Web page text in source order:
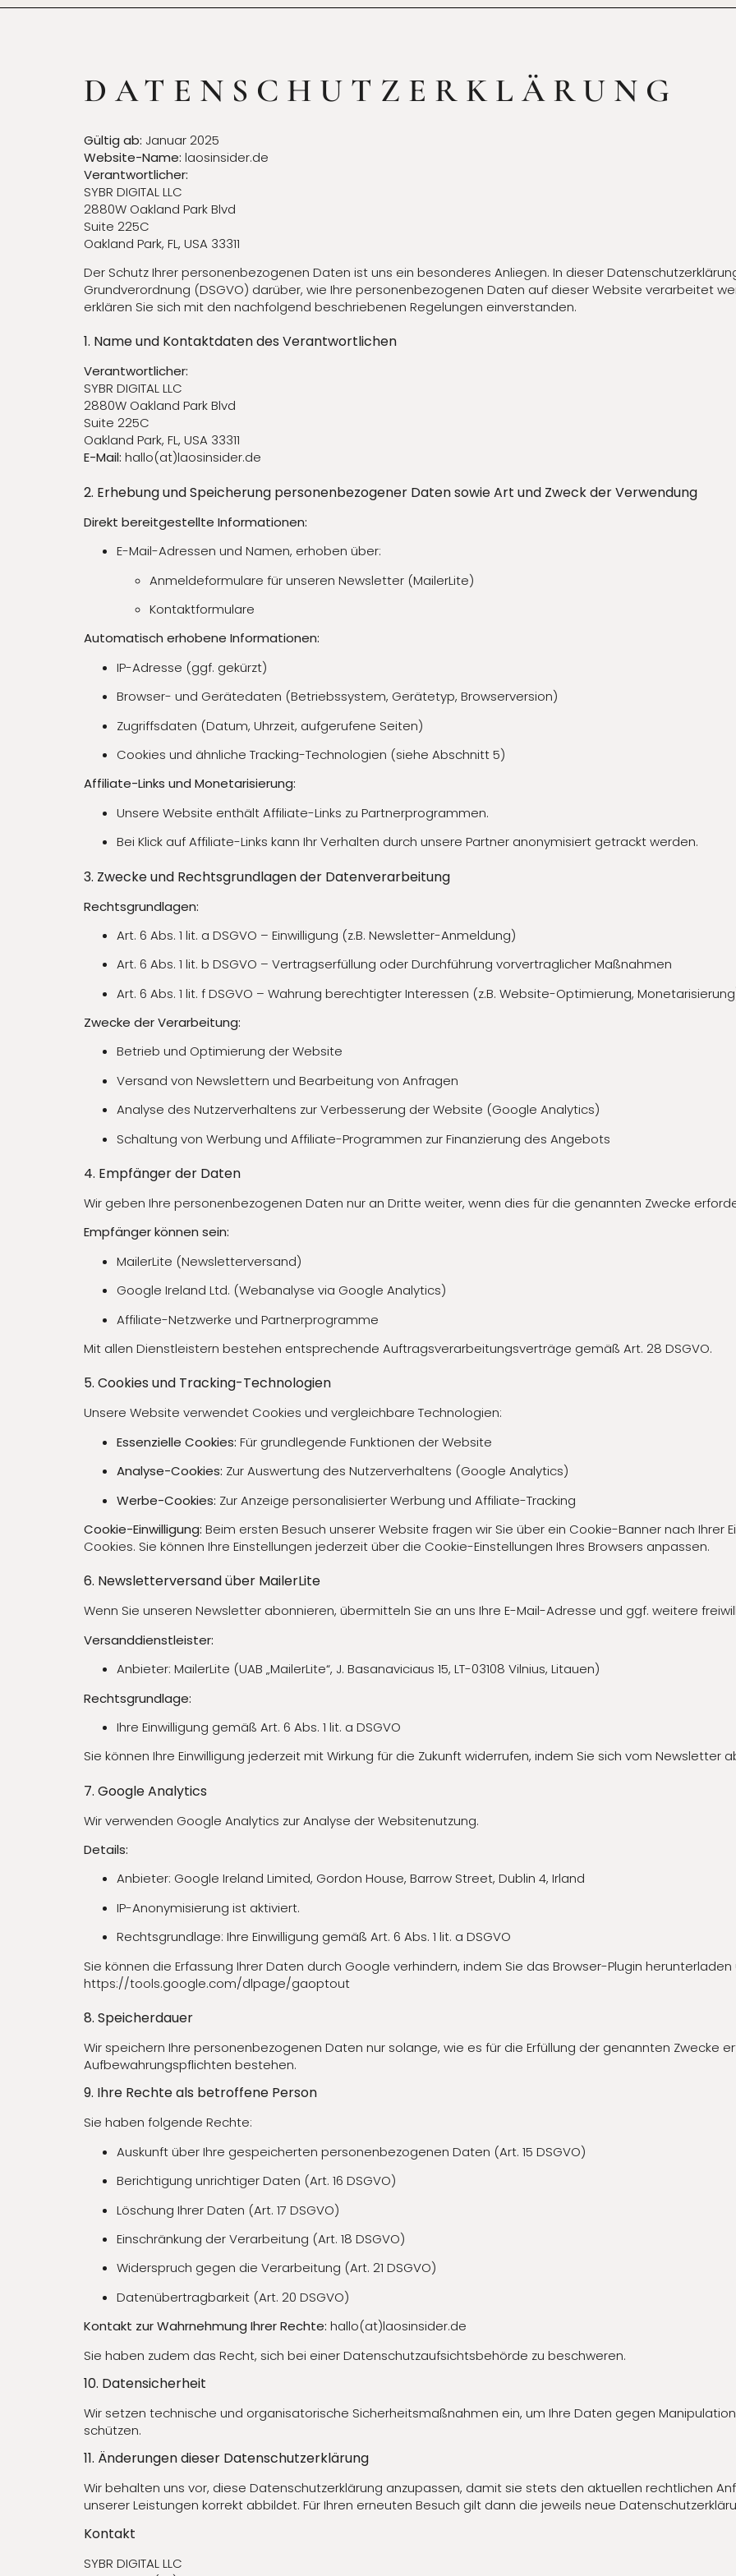
DATENSCHUTZERKLÄRUNG
Gültig ab: Januar 2025
Website-Name: laosinsider.de
Verantwortlicher:
SYBR DIGITAL LLC
2880W Oakland Park Blvd
Suite 225C
Oakland Park, FL, USA 33311
Der Schutz Ihrer personenbezogenen Daten ist uns ein besonderes Anliegen. In dieser
Grundverordnung (DSGVO) darüber, wie Ihre personenbezogenen Daten auf dieser Website verarbeitet
erklären Sie sich mit den nachfolgend beschriebenen Regelungen einverstanden.
1. Name und Kontaktdaten des Verantwortlichen
Verantwortlicher:
SYBR DIGITAL LLC
2880W Oakland Park Blvd
Suite 225C
Oakland Park, FL, USA 33311
E-Mail: hallo(at)laosinsider.de
2. Erhebung und Speicherung personenbezogener Daten sowie Art und Zweck der Verwendung
Direkt bereitgestellte Informationen:
E-Mail-Adressen und Namen, erhoben über:
Anmeldeformulare für unseren Newsletter (MailerLite)
Kontaktformulare
Automatisch erhobene Informationen:
IP-Adresse (ggf. gekürzt)
Browser- und Gerätedaten (Betriebssystem, Gerätetyp, Browserversion)
Zugriffsdaten (Datum, Uhrzeit, aufgerufene Seiten)
Cookies und ähnliche Tracking-Technologien (siehe Abschnitt 5)
Affiliate-Links und Monetarisierung:
Unsere Website enthält Affiliate-Links zu Partnerprogrammen.
Bei Klick auf Affiliate-Links kann Ihr Verhalten durch unsere Partner anonymisiert getrackt werden.
3. Zwecke und Rechtsgrundlagen der Datenverarbeitung
Rechtsgrundlagen:
Art. 6 Abs. 1 lit. a DSGVO – Einwilligung (z.B. Newsletter-Anmeldung)
Art. 6 Abs. 1 lit. b DSGVO – Vertragserfüllung oder Durchführung vorvertraglicher Maßnahmen
Art. 6 Abs. 1 lit. f DSGVO – Wahrung berechtigter Interessen (z.B. Website-Optimierung,
Zwecke der Verarbeitung:
Betrieb und Optimierung der Website
Versand von Newslettern und Bearbeitung von Anfragen
Analyse des Nutzerverhaltens zur Verbesserung der Website (Google Analytics)
Schaltung von Werbung und Affiliate-Programmen zur Finanzierung des Angebots
4. Empfänger der Daten
Wir geben Ihre personenbezogenen Daten nur an Dritte weiter, wenn dies für die genannten Zwecke
Empfänger können sein:
MailerLite (Newsletterversand)
Google Ireland Ltd. (Webanalyse via Google Analytics)
Affiliate-Netzwerke und Partnerprogramme
Mit allen Dienstleistern bestehen entsprechende Auftragsverarbeitungsverträge gemäß Art. 28 DSGVO.
5. Cookies und Tracking-Technologien
Unsere Website verwendet Cookies und vergleichbare Technologien:
Essenzielle Cookies: Für grundlegende Funktionen der Website
Analyse-Cookies: Zur Auswertung des Nutzerverhaltens (Google Analytics)
Werbe-Cookies: Zur Anzeige personalisierter Werbung und Affiliate-Tracking
Cookie-Einwilligung: Beim ersten Besuch unserer Website fragen wir Sie über ein Cookie-Banner nach Ihrer
Cookies. Sie können Ihre Einstellungen jederzeit über die Cookie-Einstellungen Ihres Browsers anpassen.
6. Newsletterversand über MailerLite
Wenn Sie unseren Newsletter abonnieren, übermitteln Sie an uns Ihre E-Mail-Adresse und ggf. weitere
Versanddienstleister:
Anbieter: MailerLite (UAB „MailerLite“, J. Basanaviciaus 15, LT-03108 Vilnius, Litauen)
Rechtsgrundlage:
Ihre Einwilligung gemäß Art. 6 Abs. 1 lit. a DSGVO
Sie können Ihre Einwilligung jederzeit mit Wirkung für die Zukunft widerrufen, indem Sie sich vom Newsletter
7. Google Analytics
Wir verwenden Google Analytics zur Analyse der Websitenutzung.
Details:
Anbieter: Google Ireland Limited, Gordon House, Barrow Street, Dublin 4, Irland
IP-Anonymisierung ist aktiviert.
Rechtsgrundlage: Ihre Einwilligung gemäß Art. 6 Abs. 1 lit. a DSGVO
Sie können die Erfassung Ihrer Daten durch Google verhindern, indem Sie das Browser-Plugin
https://tools.google.com/dlpage/gaoptout
8. Speicherdauer
Wir speichern Ihre personenbezogenen Daten nur solange, wie es für die Erfüllung der genannten Zwecke
Aufbewahrungspflichten bestehen.
9. Ihre Rechte als betroffene Person
Sie haben folgende Rechte:
Auskunft über Ihre gespeicherten personenbezogenen Daten (Art. 15 DSGVO)
Berichtigung unrichtiger Daten (Art. 16 DSGVO)
Löschung Ihrer Daten (Art. 17 DSGVO)
Einschränkung der Verarbeitung (Art. 18 DSGVO)
Widerspruch gegen die Verarbeitung (Art. 21 DSGVO)
Datenübertragbarkeit (Art. 20 DSGVO)
Kontakt zur Wahrnehmung Ihrer Rechte: hallo(at)laosinsider.de
Sie haben zudem das Recht, sich bei einer Datenschutzaufsichtsbehörde zu beschweren.
10. Datensicherheit
Wir setzen technische und organisatorische Sicherheitsmaßnahmen ein, um Ihre Daten gegen
schützen.
11. Änderungen dieser Datenschutzerklärung
Wir behalten uns vor, diese Datenschutzerklärung anzupassen, damit sie stets den aktuellen rechtlichen
unserer Leistungen korrekt abbildet. Für Ihren erneuten Besuch gilt dann die jeweils neue
Kontakt
SYBR DIGITAL LLC